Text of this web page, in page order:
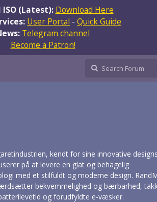
ISO (Latest): Download Here
User Portal - Quick Guide
Telegram channel
Become a Patron!
kendt for sine innovative
på at levere en glat og behagelig
med et stilfuldt og moderne design.
bekvemmelighed og bærbarhed,
og forudfyldte e-væsker.